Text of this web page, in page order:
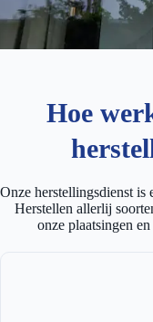
Hoe
Onze herstellingsdienst is
Herstellen allerlij
onze plaatsingen